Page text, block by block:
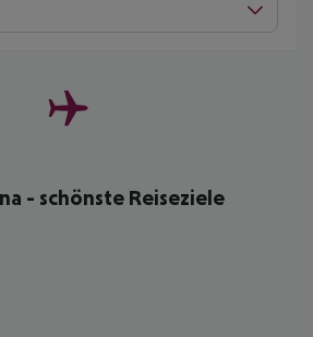
- schönste Reiseziele